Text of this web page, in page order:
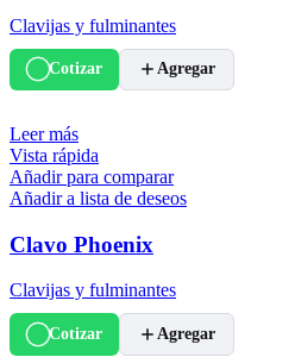
Clavijas y fulminantes
Cotizar Agregar
Leer más
Vista rápida
Añadir para comparar
Añadir a lista de deseos
Clavo Phoenix
Clavijas y fulminantes
Cotizar Agregar